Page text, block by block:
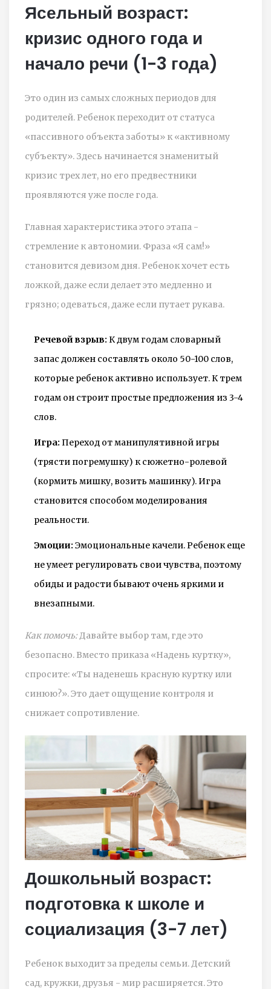
Ясельный возраст:
кризис одного года и
начало речи (1-3 года)
Это один из самых сложных периодов для
родителей. Ребенок переходит от статуса
«пассивного объекта заботы» к «активному
субъекту». Здесь начинается знаменитый
кризис трех лет, но его предвестники
проявляются уже после года.
Главная характеристика этого этапа -
стремление к автономии. Фраза «Я сам!»
становится девизом дня. Ребенок хочет есть
ложкой, даже если делает это медленно и
грязно; одеваться, даже если путает рукава.
Речевой взрыв: К двум годам словарный
запас должен составлять около 50-100 слов,
которые ребенок активно использует. К трем
годам он строит простые предложения из 3-4
слов.
Игра: Переход от манипулятивной игры
(трясти погремушку) к сюжетно-ролевой
(кормить мишку, возить машинку). Игра
становится способом моделирования
реальности.
Эмоции: Эмоциональные качели. Ребенок еще
не умеет регулировать свои чувства, поэтому
обиды и радости бывают очень яркими и
внезапными.
Как помочь:Давайте выбор там, где это
безопасно. Вместо приказа «Надень куртку»,
спросите: «Ты наденешь красную куртку или
синюю?». Это дает ощущение контроля и
снижает сопротивление.
Дошкольный возраст:
подготовка к школе и
социализация (3-7 лет)
Ребенок выходит за пределы семьи. Детский
сад, кружки, друзья - мир расширяется. Это